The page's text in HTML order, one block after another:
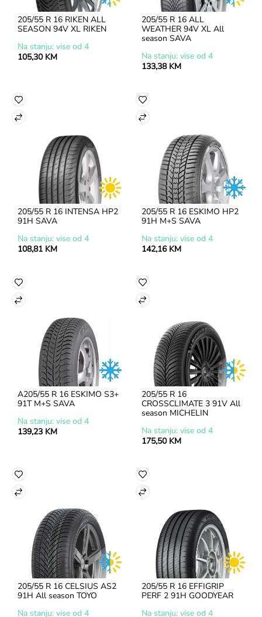
205/55 R 16 RIKEN ALL
SEASON 94V XL RIKEN
Na stanju: vise od 4
105,30 KM
205/55 R 16 ALL
WEATHER 94V XL All
season SAVA
Na stanju: vise od 4
133,38 KM
205/55 R 16 INTENSA HP2
91H SAVA
Na stanju: vise od 4
108,81 KM
205/55 R 16 ESKIMO HP2
91H M+S SAVA
Na stanju: vise od 4
142,16 KM
A205/55 R 16 ESKIMO S3+
91T M+S SAVA
Na stanju: vise od 4
139,23 KM
205/55 R 16
CROSSCLIMATE 3 91V All
season MICHELIN
Na stanju: vise od 4
175,50 KM
205/55 R 16 CELSIUS AS2
91H All season TOYO
Na stanju: vise od 4
205/55 R 16 EFFIGRIP
PERF 2 91H GOODYEAR
Na stanju: vise od 4